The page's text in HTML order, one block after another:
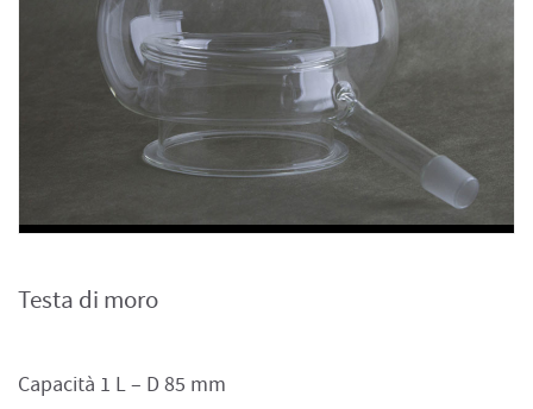
Testa di moro
Capacità 1 L – D 85 mm